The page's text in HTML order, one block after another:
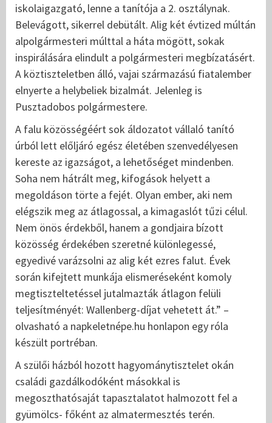
iskolaigazgató, lenne a tanítója a 2. osztálynak.
Belevágott, sikerrel debütált. Alig két évtized múltán
alpolgármesteri múlttal a háta mögött, sokak
inspirálására elindult a polgármesteri megbízatásért.
A köztiszteletben álló, vajai származású fiatalember
elnyerte a helybeliek bizalmát. Jelenleg is
Pusztadobos polgármestere.
A falu közösségéért sok áldozatot vállaló tanító
úrból lett előljáró egész életében szenvedélyesen
kereste az igazságot, a lehetőséget mindenben.
Soha nem hátrált meg, kifogások helyett a
megoldáson törte a fejét. Olyan ember, aki nem
elégszik meg az átlagossal, a kimagaslót tűzi célul.
Nem önös érdekből, hanem a gondjaira bízott
közösség érdekében szeretné különlegessé,
egyedivé varázsolni az alig két ezres falut. Évek
során kifejtett munkája elismeréseként komoly
megtiszteltetéssel jutalmazták átlagon felüli
teljesítményét: Wallenberg-díjat vehetett át.” –
olvasható a napkeletnépe.hu honlapon egy róla
készült portréban.
A szülői házból hozott hagyománytisztelet okán
családi gazdálkodóként másokkal is
megoszthatósaját tapasztalatot halmozott fel a
gyümölcs- főként az almatermesztés terén.